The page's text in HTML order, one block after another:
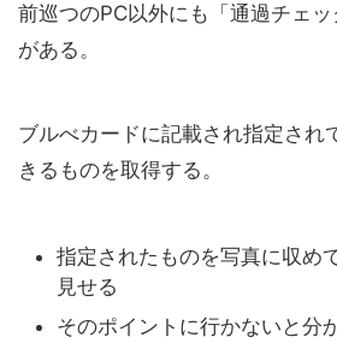
前巡つのPC以外にも「通過チェ
がある。
ブルべカードに記載され指定され
きるものを取得する。
指定されたものを写真に収め
見せる
そのポイントに行かないと分